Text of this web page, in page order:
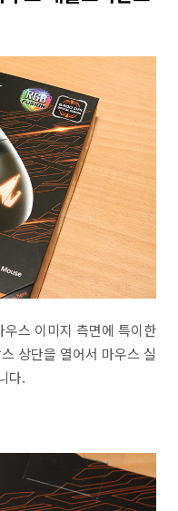
스 이미지 측면에 특이한
상단을 열어서 마우스 실
다.